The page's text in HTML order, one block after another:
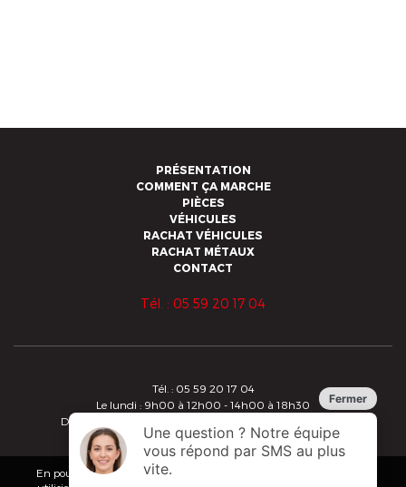
PRÉSENTATION
COMMENT ÇA MARCHE
PIÈCES
VÉHICULES
RACHAT VÉHICULES
RACHAT MÉTAUX
CONTACT
Tél. : 05 59 20 17 04
Tél. : 05 59 20 17 04
Le lundi : 9h00 à 12h00 - 14h00 à 18h30
Du mardi au vendredi : 8h30 à 12h00 - 14h00 à 18h30
Copyright 2019 - Alberdi - Tous droits réservés
Conditions Générales de Vente
En poursuivant votre navigation sur ce site, vous acceptez que nous